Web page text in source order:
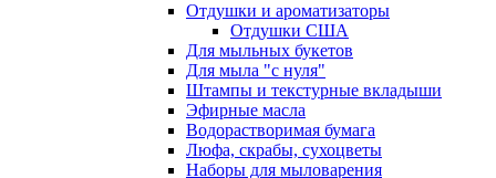
Отдушки и ароматизаторы
Отдушки США
Для мыльных букетов
Для мыла "с нуля"
Штампы и текстурные вкладыши
Эфирные масла
Водорастворимая бумага
Люфа, скрабы, сухоцветы
Наборы для мыловарения